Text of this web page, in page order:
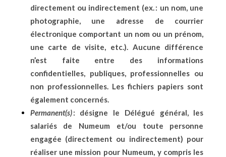
directement ou indirectement (ex. : un nom, une
photographie, une adresse de courrier
électronique comportant un nom ou un prénom,
une carte de visite, etc.). Aucune différence
n’est faite entre des informations
confidentielles, publiques, professionnelles ou
non professionnelles. Les fichiers papiers sont
également concernés.
Permanent(s): désigne le Délégué général, les
salariés de Numeum et/ou toute personne
engagée (directement ou indirectement) pour
réaliser une mission pour Numeum, y compris les